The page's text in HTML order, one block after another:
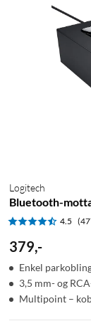
Logitech
Bluetooth-
4.5
379,-
Enkel
3,5 mm- og
Multipoint –